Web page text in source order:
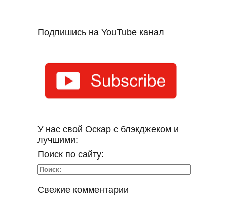
Подпишись на YouTube канал
У нас свой Оскар с блэкджеком и
лучшими:
Поиск по сайту:
Свежие комментарии